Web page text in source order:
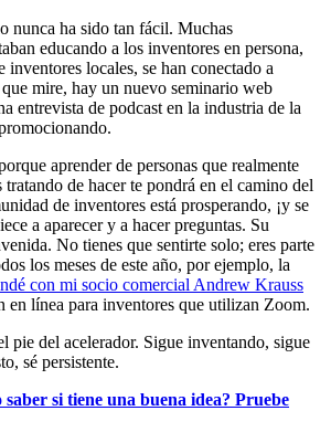
nunca ha sido tan fácil. Muchas
educando a los inventores en persona,
locales, se han conectado a
mire, hay un nuevo seminario web
entrevista de podcast en la industria de la
aprender de personas que realmente
tratando de hacer te pondrá en el camino del
de inventores está prosperando, ¡y se
a aparecer y a hacer preguntas. Su
No tienes que sentirte solo; eres parte
los meses de este año, por ejemplo, la
con mi socio comercial Andrew Krauss
en línea para inventores que utilizan Zoom.
pie del acelerador. Sigue inventando, sigue
sé persistente.
saber si tiene una buena idea? Pruebe